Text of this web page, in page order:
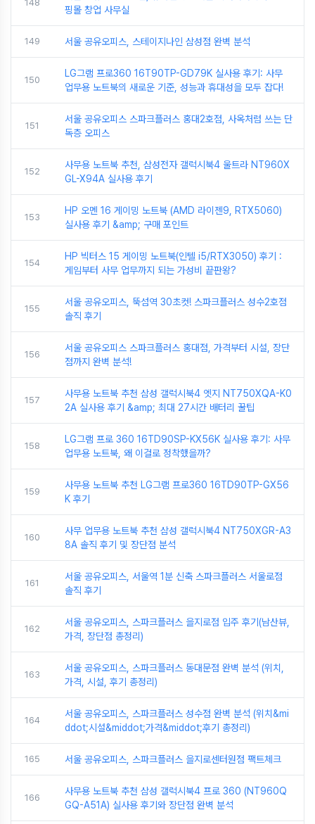
148
핑몰 창업 사무실
149 서울 공유오피스, 스테이지나인 삼성점 완벽 분석
150
LG그램 프로360 16T90TP-GD79K 실사용 후기: 사무
업무용 노트북의 새로운 기준, 성능과 휴대성을 모두 잡다!
151
서울 공유오피스 스파크플러스 홍대2호점, 사옥처럼 쓰는 단
독층 오피스
152
사무용 노트북 추천, 삼성전자 갤럭시북4 울트라 NT960X
GL-X94A 실사용 후기
153
HP 오멘 16 게이밍 노트북 (AMD 라이젠9, RTX5060)
실사용 후기 &amp; 구매 포인트
154
HP 빅터스 15 게이밍 노트북(인텔 i5/RTX3050) 후기 :
게임부터 사무 업무까지 되는 가성비 끝판왕?
155
서울 공유오피스, 뚝섬역 30초컷! 스파크플러스 성수2호점
솔직 후기
156
서울 공유오피스 스파크플러스 홍대점, 가격부터 시설, 장단
점까지 완벽 분석!
157
사무용 노트북 추천 삼성 갤럭시북4 엣지 NT750XQA-K0
2A 실사용 후기 &amp; 최대 27시간 배터리 꿀팁
158
LG그램 프로 360 16TD90SP-KX56K 실사용 후기: 사무
업무용 노트북, 왜 이걸로 정착했을까?
159
사무용 노트북 추천 LG그램 프로360 16TD90TP-GX56
K 후기
160
사무 업무용 노트북 추천 삼성 갤럭시북4 NT750XGR-A3
8A 솔직 후기 및 장단점 분석
161
서울 공유오피스, 서울역 1분 신축 스파크플러스 서울로점
솔직 후기
162
서울 공유오피스, 스파크플러스 을지로점 입주 후기(남산뷰,
가격, 장단점 총정리)
163
서울 공유오피스, 스파크플러스 동대문점 완벽 분석 (위치,
가격, 시설, 후기 총정리)
164
서울 공유오피스, 스파크플러스 성수점 완벽 분석 (위치&mi
ddot;시설&middot;가격&middot;후기 총정리)
165 서울 공유오피스, 스파크플러스 을지로센터원점 팩트체크
166
사무용 노트북 추천 삼성 갤럭시북4 프로 360 (NT960Q
GQ-A51A) 실사용 후기와 장단점 완벽 분석